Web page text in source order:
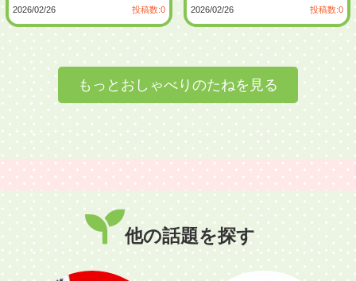
2026/02/26 投稿数:0 2025/10/17 投稿数
もっとおしゃべりのたねを見る
他の話題を探す